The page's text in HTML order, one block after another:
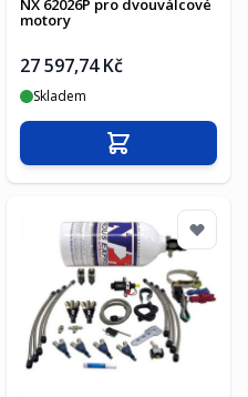
NX 62026P pro dvouválcové
motory
27 597,74 Kč
Skladem
Přidat do košíku